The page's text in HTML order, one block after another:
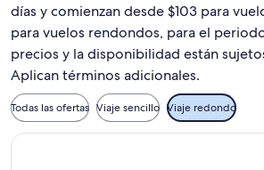
días y comienzan desde $103 para
para vuelos rendondos, para el
precios y la disponibilidad están
Aplican términos adicionales.
Todas las ofertas Viaje sencillo Viaje redondo
Seleccionar vuelo de Jetsmart SPA,